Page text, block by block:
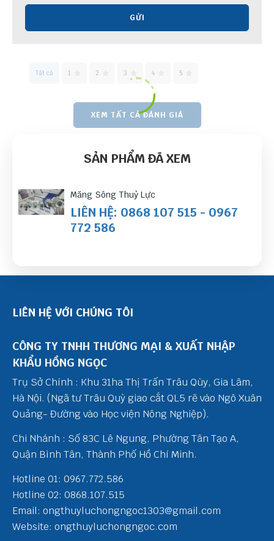
GỬI
Tất cả 1 2 3 4 5
XEM TẤT CẢ ĐÁNH GIÁ
SẢN PHẨM ĐÃ XEM
Măng Sông Thuỷ Lực
LIÊN HỆ: 0868 107 515 - 0967
772 586
LIÊN HỆ VỚI CHÚNG TÔI
CÔNG TY TNHH THƯƠNG MẠI & XUẤT NHẬP
KHẨU HỒNG NGỌC
Trụ Sở Chính : Khu 31ha Thị Trấn Trâu Qùy, Gia Lâm,
Hà Nội. (Ngã tư Trâu Quỳ giao cắt QL5 rẽ vào Ngô Xuân
Quảng- Đường vào Học viện Nông Nghiệp).
Chi Nhánh : Số 83C Lê Ngung, Phường Tân Tạo A,
Quận Bình Tân, Thành Phố Hồ Chí Minh.
Hotline 01: 0967.772.586
Hotline 02: 0868.107.515
Email: ongthuyluchongngoc1303@gmail.com
Website: ongthuyluchongngoc.com